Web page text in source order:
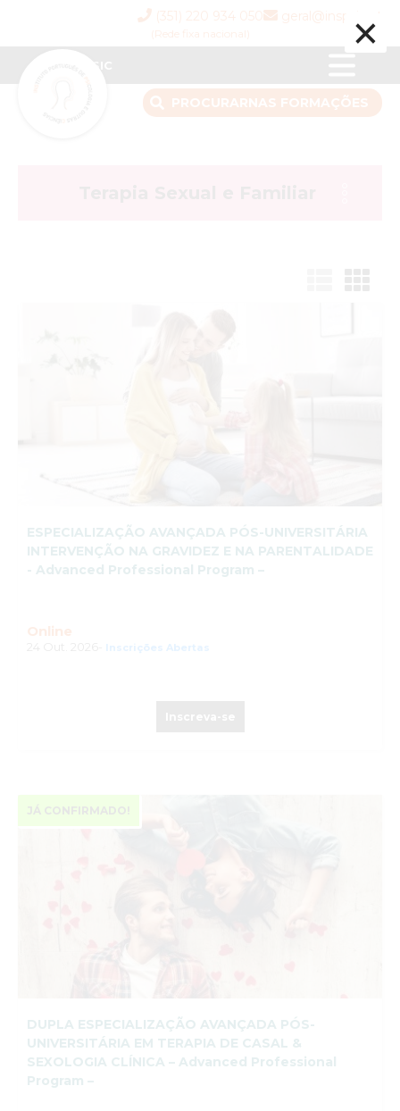
(351) 220 934 050
(Rede fixa nacional)
geral@inspsic.pt
PROCURARNAS FORMAÇÕES
ESPECIALIZAÇÃO AVANÇADA PÓS-UNIVERSITÁRIA
INTERVENÇÃO NA GRAVIDEZ E NA PARENTALIDADE
- Advanced Professional Program –
Online
Inscrições Abertas
JÁ CONFIRMADO!
DUPLA ESPECIALIZAÇÃO AVANÇADA PÓS-
UNIVERSITÁRIA EM TERAPIA DE CASAL &
SEXOLOGIA CLÍNICA – Advanced Professional
Program –
×